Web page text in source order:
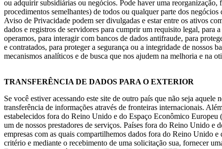
ou adquirir subsidiárias ou negócios. Pode haver uma
procedimentos semelhantes) de todos ou qualquer parte dos
Aviso de Privacidade podem ser divulgadas e estar entre os ativos
dados e registros de servidores para cumprir um requisito legal, para
operamos, para interagir com bancos de dados antifraude, para
e contratados, para proteger a segurança ou a integridade de nossos
mecanismos analíticos e de busca que nos ajudem na melhoria e na
TRANSFERÊNCIA DE DADOS PARA O EXTERIOR
Se você estiver acessando este site de outro país que não seja
transferência de informações através de fronteiras internacionais.
estabelecidos fora do Reino Unido e do Espaço Econômico
um de nossos prestadores de serviços. Países fora do Reino Unido e
empresas com as quais compartilhemos dados fora do Reino Unido
critério e mediante o recebimento de uma solicitação sua, fornecer